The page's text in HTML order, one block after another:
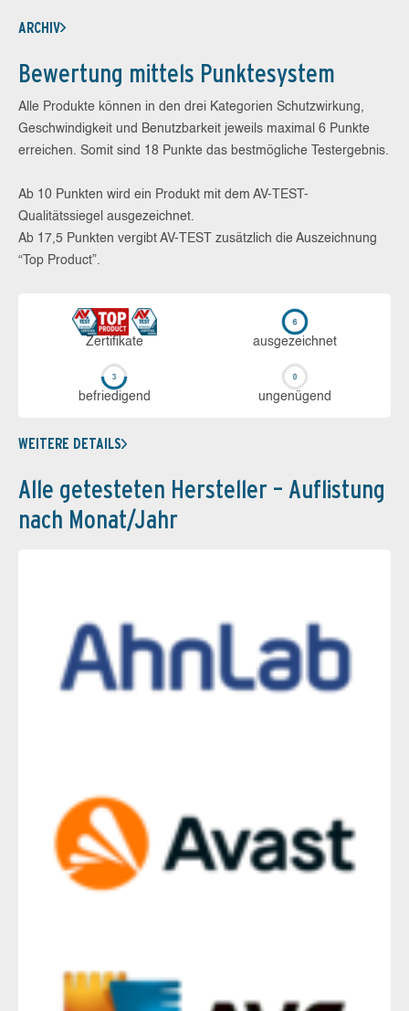
ARCHIV
Bewertung mittels Punktesystem
Alle Produkte können in den drei Kategorien Schutzwirkung,
Geschwindigkeit und Benutzbarkeit jeweils maximal 6 Punkte
erreichen. Somit sind 18 Punkte das bestmögliche Testergebnis.
Ab 10 Punkten wird ein Produkt mit dem AV-TEST-
Qualitätssiegel ausgezeichnet.
Ab 17,5 Punkten vergibt AV-TEST zusätzlich die Auszeichnung
“Top Product”.
Zerti­fikate aus­ge­zeich­net
be­frie­di­gend un­ge­nü­gend
WEITERE DETAILS
Alle getesteten Hersteller – Auflistung
nach Monat/Jahr